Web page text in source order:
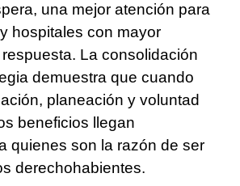
una mejor atención para
hospitales con mayor
La consolidación
demuestra que cuando
planeación y voluntad
beneficios llegan
quienes son la razón de ser
derechohabientes.